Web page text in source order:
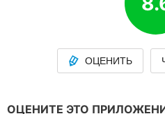
ОЦЕНИТЬ
ОЦЕНИТЕ ЭТО